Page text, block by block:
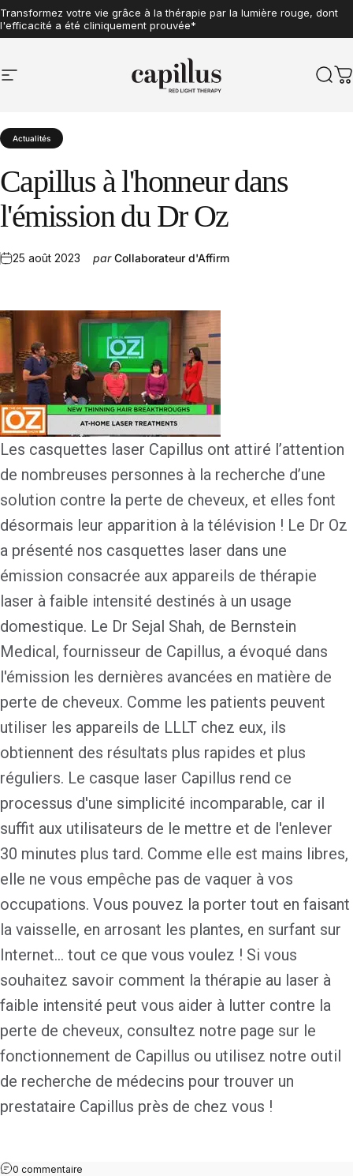
Aller au contenu
Transformez votre vie grâce à la thérapie par la lumière rouge, dont
l'efficacité a été cliniquement prouvée*
Assemblé et entretenu aux États-Unis
Navigation sur le siteCapillus
Actualités
Capillus àl'honneurdans
l'émission du Dr Oz
25 août 2023 parCollaborateur d'Affirm
Les casquettes laser Capillus ont attiré l’attention
de nombreuses personnes à la recherche d’une
solution contre la perte de cheveux, et elles font
désormais leur apparition à la télévision ! Le Dr Oz
a présenté nos casquettes laser dans une
émission consacrée aux appareils de thérapie
laser à faible intensité destinés à un usage
domestique. Le Dr Sejal Shah, de Bernstein
Medical, fournisseur de Capillus, a évoqué dans
l'émission les dernières avancées en matière de
perte de cheveux. Comme les patients peuvent
utiliser les appareils de LLLT chez eux, ils
obtiennent des résultats plus rapides et plus
réguliers. Le casque laser Capillus rend ce
processus d'une simplicité incomparable, car il
suffit aux utilisateurs de le mettre et de l'enlever
30 minutes plus tard. Comme elle est mains libres,
elle ne vous empêche pas de vaquer à vos
occupations. Vous pouvez la porter tout en faisant
la vaisselle, en arrosant les plantes, en surfant sur
Internet... tout ce que vous voulez ! Si vous
souhaitez savoir comment la thérapie au laser à
faible intensité peut vous aider à lutter contre la
perte de cheveux, consultez notre page sur le
fonctionnement de Capillus ou utilisez notre outil
de recherche de médecins pour trouver un
prestataire Capillus près de chez vous !
0 commentaire